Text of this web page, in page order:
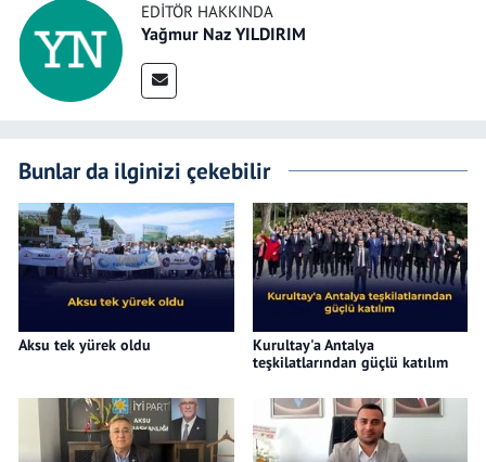
EDITÖR HAKKINDA
Yağmur Naz YILDIRIM
Bunlar da ilginizi çekebilir
Aksu tek yürek oldu
Kurultay'a Antalya
teşkilatlarından güçlü katılım